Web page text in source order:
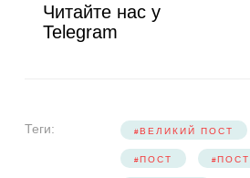
Читайте нас у
Telegram
Теги: ВЕЛИКИЙ ПОСТ
ПОСТ